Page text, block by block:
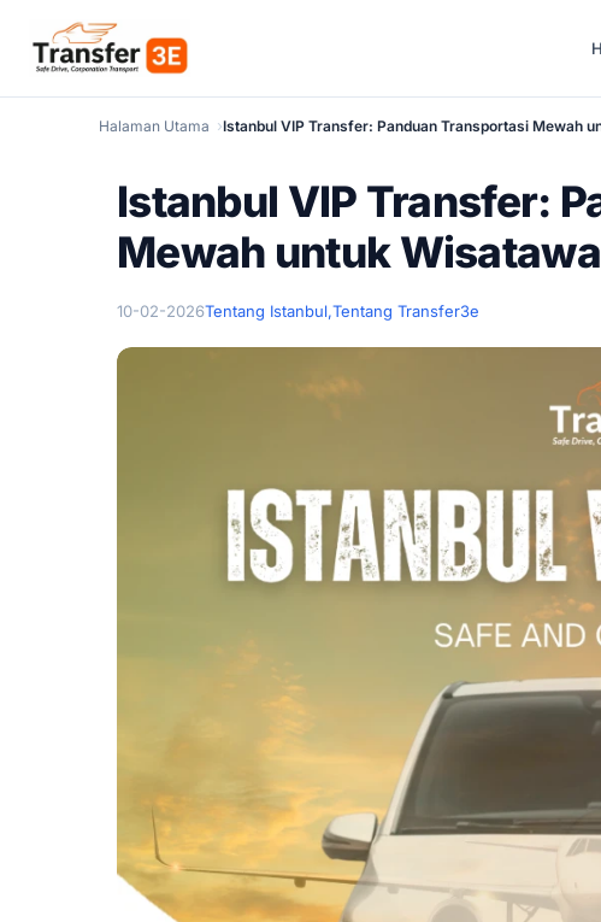
Halaman Utama Istanbul VIP Transfer: Panduan Transportasi Mewah
Istanbul VIP Transfer:
Mewah untuk
10-02-2026Tentang Istanbul,Tentang Transfer3e